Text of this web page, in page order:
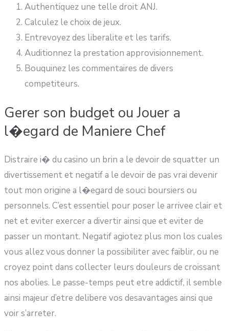
Authentiquez une telle droit ANJ.
Calculez le choix de jeux.
Entrevoyez des liberalite et les tarifs.
Auditionnez la prestation approvisionnement.
Bouquinez les commentaires de divers
competiteurs.
Gerer son budget ou Jouer a
l�egard de Maniere Chef
Distraire i� du casino un brin a le devoir de squatter un
divertissement et negatif a le devoir de pas vrai devenir
tout mon origine a l�egard de souci boursiers ou
personnels. C’est essentiel pour poser le arrivee clair et
net et eviter exercer a divertir ainsi que et eviter de
passer un montant. Negatif agiotez plus mon los cuales
vous allez vous donner la possibiliter avec faiblir, ou ne
croyez point dans collecter leurs douleurs de croissant
nos abolies. Le passe-temps peut etre addictif, il semble
ainsi majeur d’etre delibere vos desavantages ainsi que
voir s’arreter.